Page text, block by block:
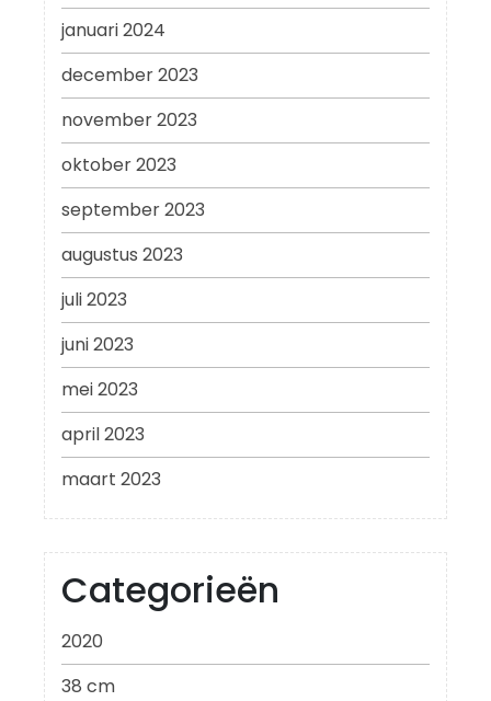
januari 2024
december 2023
november 2023
oktober 2023
september 2023
augustus 2023
juli 2023
juni 2023
mei 2023
april 2023
maart 2023
Categorieën
2020
38 cm